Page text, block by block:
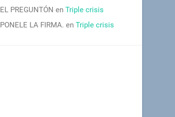
EL PREGUNTÓN enTriple crisis
PONELE LA FIRMA. enTriple crisis